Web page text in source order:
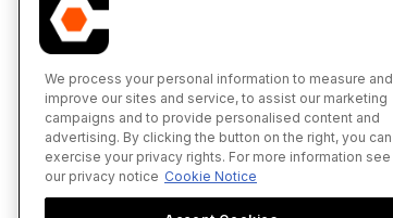
We process your personal information to measure and
improve our sites and service, to assist our marketing
campaigns and to provide personalised content and
advertising. By clicking the button on the right, you can
exercise your privacy rights. For more information see
our privacy notice Cookie Notice